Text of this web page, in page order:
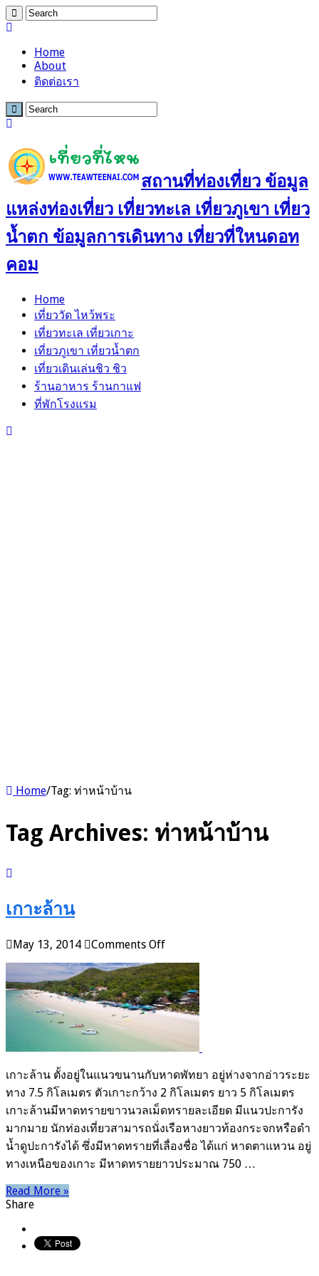
Home
About
ติดต่อเรา
สถานที่ท่องเที่ยว ข้อมูล
แหล่งท่องเที่ยว เที่ยวทะเล เที่ยวภูเขา เที่ยว
น้ำตก ข้อมูลการเดินทาง เที่ยวที่ใหนดอท
คอม
Home
เที่ยววัด ไหว้พระ
เที่ยวทะเล เที่ยวเกาะ
เที่ยวภูเขา เที่ยวน้ำตก
เที่ยวเดินเล่นชิว ชิว
ร้านอาหาร ร้านกาแฟ
ที่พักโรงแรม
Home/Tag: ท่าหน้าบ้าน
Tag Archives: ท่าหน้าบ้าน
เกาะล้าน
May 13, 2014 Comments Offon
เกาะ
ล้าน
เกาะล้าน ตั้งอยู่ในแนวขนานกับหาดพัทยา อยู่ห่างจากอ่าวระยะ
ทาง 7.5 กิโลเมตร ตัวเกาะกว้าง 2 กิโลเมตร ยาว 5 กิโลเมตร
เกาะล้านมีหาดทรายขาวนวลเม็ดทรายละเอียด มีแนวปะการัง
มากมาย นักท่องเที่ยวสามารถนั่งเรือหางยาวท้องกระจกหรือดำ
น้ำดูปะการังได้ ซึ่งมีหาดทรายที่เลื่องชื่อ ได้แก่ หาดตาแหวน อยู่
ทางเหนือของเกาะ มีหาดทรายยาวประมาณ 750 …
Read More »
Share